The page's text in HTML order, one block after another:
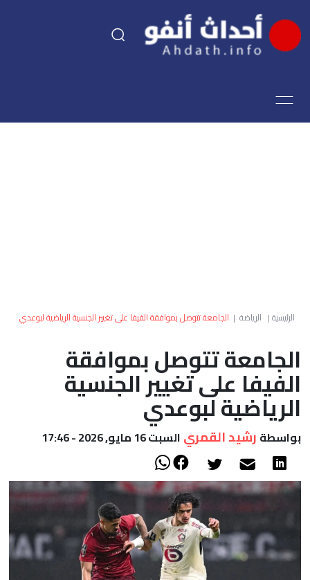
اقتصاد
العالم
أعمدة
الصحراء
الرئيسية| الرياضة | الجامعة تتوصل بموافقة الفيفا على تغيير الجنسية الرياضية لبوعدي
الجامعة تتوصل بموافقة
الفيفا على تغيير الجنسية
الرياضية لبوعدي
بواسطة رشيد القمري السبت 16 مايو, 2026 - 17:46